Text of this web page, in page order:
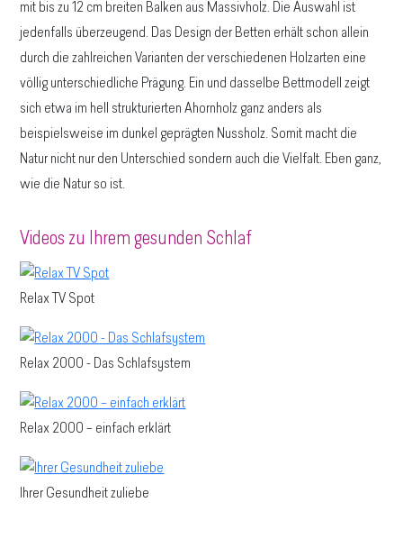
mit bis zu 12 cm breiten Balken aus Massivholz. Die Auswahl ist
jedenfalls überzeugend. Das Design der Betten erhält schon allein
durch die zahlreichen Varianten der verschiedenen Holzarten eine
völlig unterschiedliche Prägung. Ein und dasselbe Bettmodell zeigt
sich etwa im hell strukturierten Ahornholz ganz anders als
beispielsweise im dunkel geprägten Nussholz. Somit macht die
Natur nicht nur den Unterschied sondern auch die Vielfalt. Eben ganz,
wie die Natur so ist.
Videos zu Ihrem gesunden Schlaf
Relax TV Spot
Relax 2000 - Das Schlafsystem
Relax 2000 – einfach erklärt
Ihrer Gesundheit zuliebe